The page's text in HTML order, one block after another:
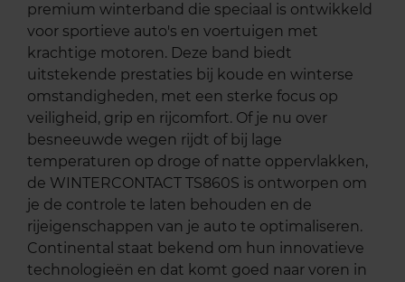
premium winterband die speciaal is ontwikkeld
voor sportieve auto's en voertuigen met
krachtige motoren. Deze band biedt
uitstekende prestaties bij koude en winterse
omstandigheden, met een sterke focus op
veiligheid, grip en rijcomfort. Of je nu over
besneeuwde wegen rijdt of bij lage
temperaturen op droge of natte oppervlakken,
de WINTERCONTACT TS860S is ontworpen om
je de controle te laten behouden en de
rijeigenschappen van je auto te optimaliseren.
Continental staat bekend om hun innovatieve
technologieën en dat komt goed naar voren in